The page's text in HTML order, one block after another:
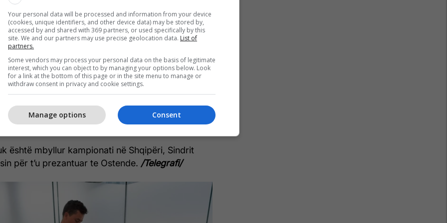
aventurën në skuadrën e tij të re, Guri do t'i luajë
me Kombëtaren e Shqipërisë.
ftesë nga Christian Panucci për ndeshjet ndaj
është mbyllur kampionati në Shqipëri, Sindrit
për t’u prezantuar te Ostende. /Telegrafi/
Your personal data will be processed and information from your device
(cookies, unique identifiers, and other device data) may be stored by,
accessed by and shared with 369 partners, or used specifically by this
site. We and our partners may use precise geolocation data. List of
partners.
Some vendors may process your personal data on the basis of legitimate
interest, which you can object to by managing your options below. Look
for a link at the bottom of this page or in the site menu to manage or
withdraw consent in privacy and cookie settings.
Consent
Manage options